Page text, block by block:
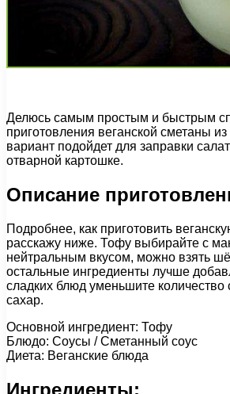
Делюсь самым простым и быстрым
приготовления веганской сметаны
вариант подойдет для заправки
отварной картошке.
Описание
Подробнее, как приготовить
расскажу ниже. Тофу выбирайте с
нейтральным вкусом, можно взять
остальные ингредиенты лучше
сладких блюд уменьшите количество
сахар.
Основной ингредиент: Тофу
Блюдо: Соусы / Сметанный соус
Диета: Веганские блюда
Ингредиенты: